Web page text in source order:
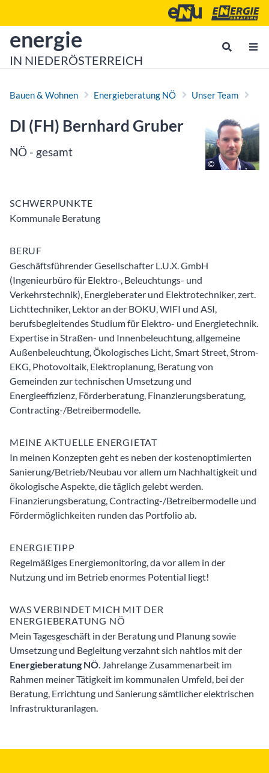
Energie- und
zur Startseite von
energie
IN NIEDERÖSTERREICH
Bauen & Wohnen Energieberatung NÖ Unser Team
DI (FH) Bernhard Gruber
NÖ - gesamt
SCHWERPUNKTE
Kommunale Beratung
BERUF
Geschäftsführender Gesellschafter L.U.X. GmbH
(Ingenieurbüro für Elektro-, Beleuchtungs- und
Verkehrstechnik), Energieberater und Elektrotechniker, zert.
Lichttechniker, Lektor an der BOKU, WIFI und ASI,
berufsbegleitendes Studium für Elektro- und Energietechnik.
Expertise in Straßen- und Innenbeleuchtung, allgemeine
Außenbeleuchtung, Ökologisches Licht, Smart Street, Strom-
EKG, Photovoltaik, Elektroplanung, Beratung von
Gemeinden zur technischen Umsetzung und
Energieeffizienz, Förderberatung, Finanzierungsberatung,
Contracting-/Betreibermodelle.
MEINE AKTUELLE ENERGIETAT
In meinen Konzepten geht es neben der kostenoptimierten
Sanierung/Betrieb/Neubau vor allem um Nachhaltigkeit und
ökologische Aspekte, die täglich gelebt werden.
Finanzierungsberatung, Contracting-/Betreibermodelle und
Fördermöglichkeiten runden das Portfolio ab.
ENERGIETIPP
Regelmäßiges Energiemonitoring, da vor allem in der
Nutzung und im Betrieb enormes Potential liegt!
WAS VERBINDET MICH MIT DER
ENERGIEBERATUNG NÖ
Mein Tagesgeschäft in der Beratung und Planung sowie
Umsetzung und Begleitung verzahnt sich nahtlos mit der
Energieberatung NÖ. Jahrelange Zusammenarbeit im
Rahmen meiner Tätigkeit im kommunalen Umfeld, bei der
Beratung, Errichtung und Sanierung sämtlicher elektrischen
Infrastrukturanlagen.